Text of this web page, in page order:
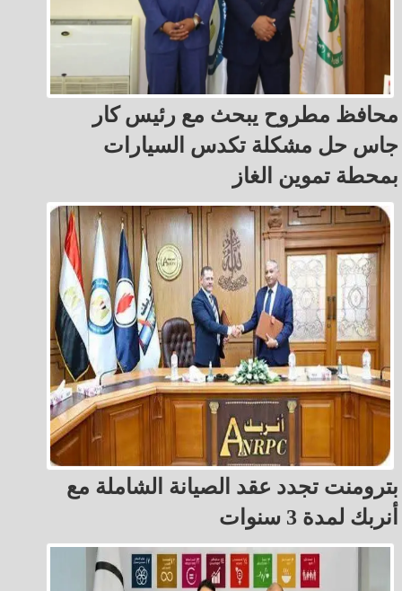
محافظ مطروح يبحث مع رئيس كار
جاس حل مشكلة تكدس السيارات
بمحطة تموين الغاز
بترومنت تجدد عقد الصيانة الشاملة مع
أنربك لمدة 3 سنوات